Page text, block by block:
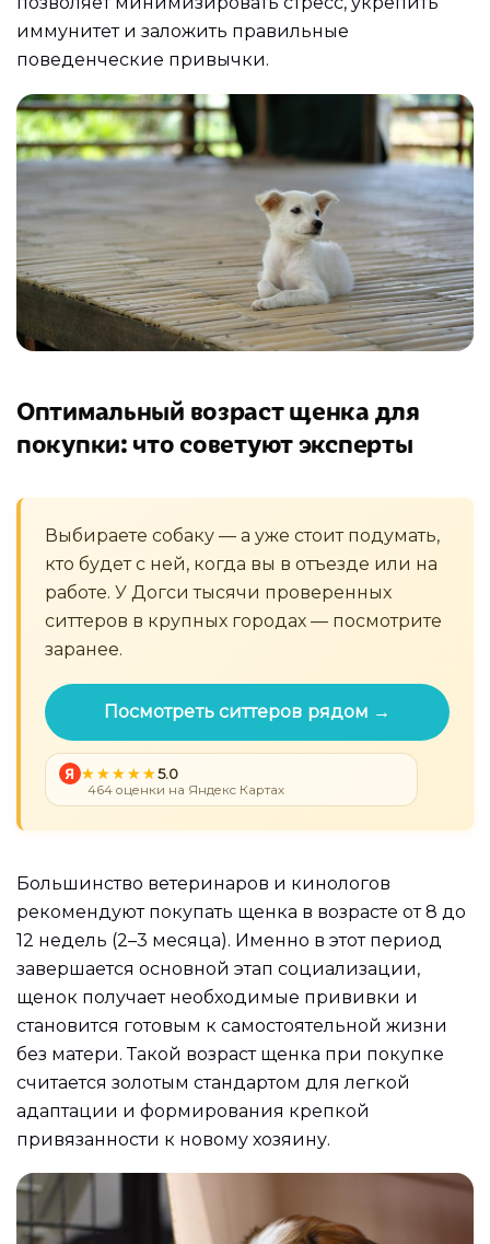
иммунитет и заложить правильные
поведенческие привычки.
Оптимальный возраст щенка для
покупки: что советуют эксперты
Выбираете собаку — а уже стоит подумать,
кто будет с ней, когда вы в отъезде или на
работе. У Догси тысячи проверенных
ситтеров в крупных городах — посмотрите
заранее.
Посмотреть ситтеров рядом →
Я 5.0
464 оценки на Яндекс Картах
Большинство ветеринаров и кинологов
рекомендуют покупать щенка в возрасте от 8 до
12 недель (2–3 месяца). Именно в этот период
завершается основной этап социализации,
щенок получает необходимые прививки и
становится готовым к самостоятельной жизни
без матери. Такой возраст щенка при покупке
считается золотым стандартом для легкой
адаптации и формирования крепкой
привязанности к новому хозяину.